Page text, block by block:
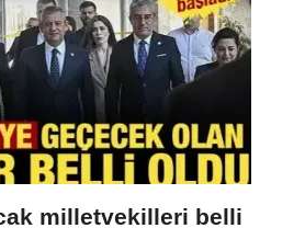
milletvekilleri belli